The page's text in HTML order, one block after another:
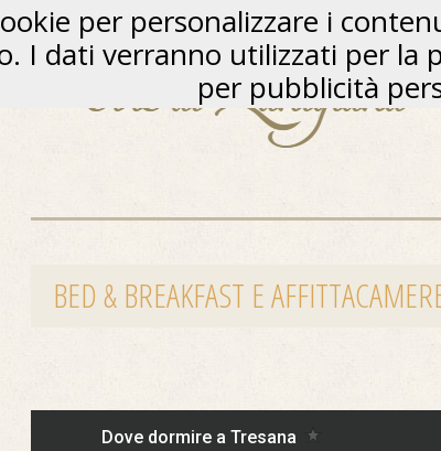
BED & BREAKFAST E
per personalizzare i
I dati verranno utilizzati per la
per pubblicità